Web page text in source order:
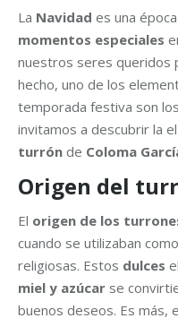
La Navidad es una
momentos especiales
nuestros seres queridos
hecho, uno de los
temporada festiva son
invitamos a descubrir la
turrón de Coloma
Origen del
El origen de los
cuando se utilizaban
religiosas. Estos dulces
miel y azúcar se
buenos deseos. Es más,